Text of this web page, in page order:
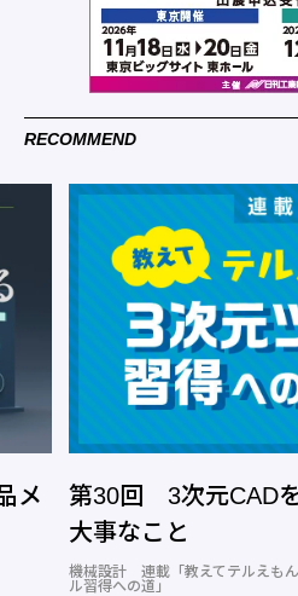
RECOMMEND
メ
第30回 3次元CAD
大事なこと
機械設計 連載「教えてテルえも
ル習得への道」